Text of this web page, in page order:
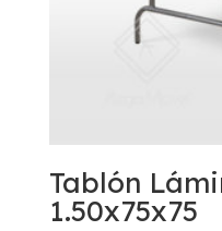
Tablón
1.50x75x75